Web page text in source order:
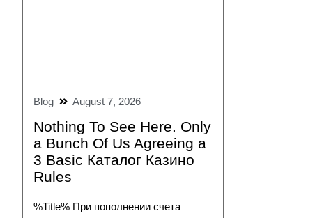
Blog August 7, 2026
Nothing To See Here. Only
a Bunch Of Us Agreeing a
3 Basic Каталог Казино
Rules
%Title% При пополнении счета